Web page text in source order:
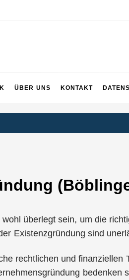
ÜBER UNS KONTAKT
überlegt sein, um die
Existenzgründung sind
rechtlichen und finanziellen
bedenken